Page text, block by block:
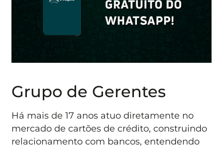
Grupo de Gerentes
Há mais de 17 anos atuo diretamente no
mercado de cartões de crédito, construindo
relacionamento com bancos, entendendo